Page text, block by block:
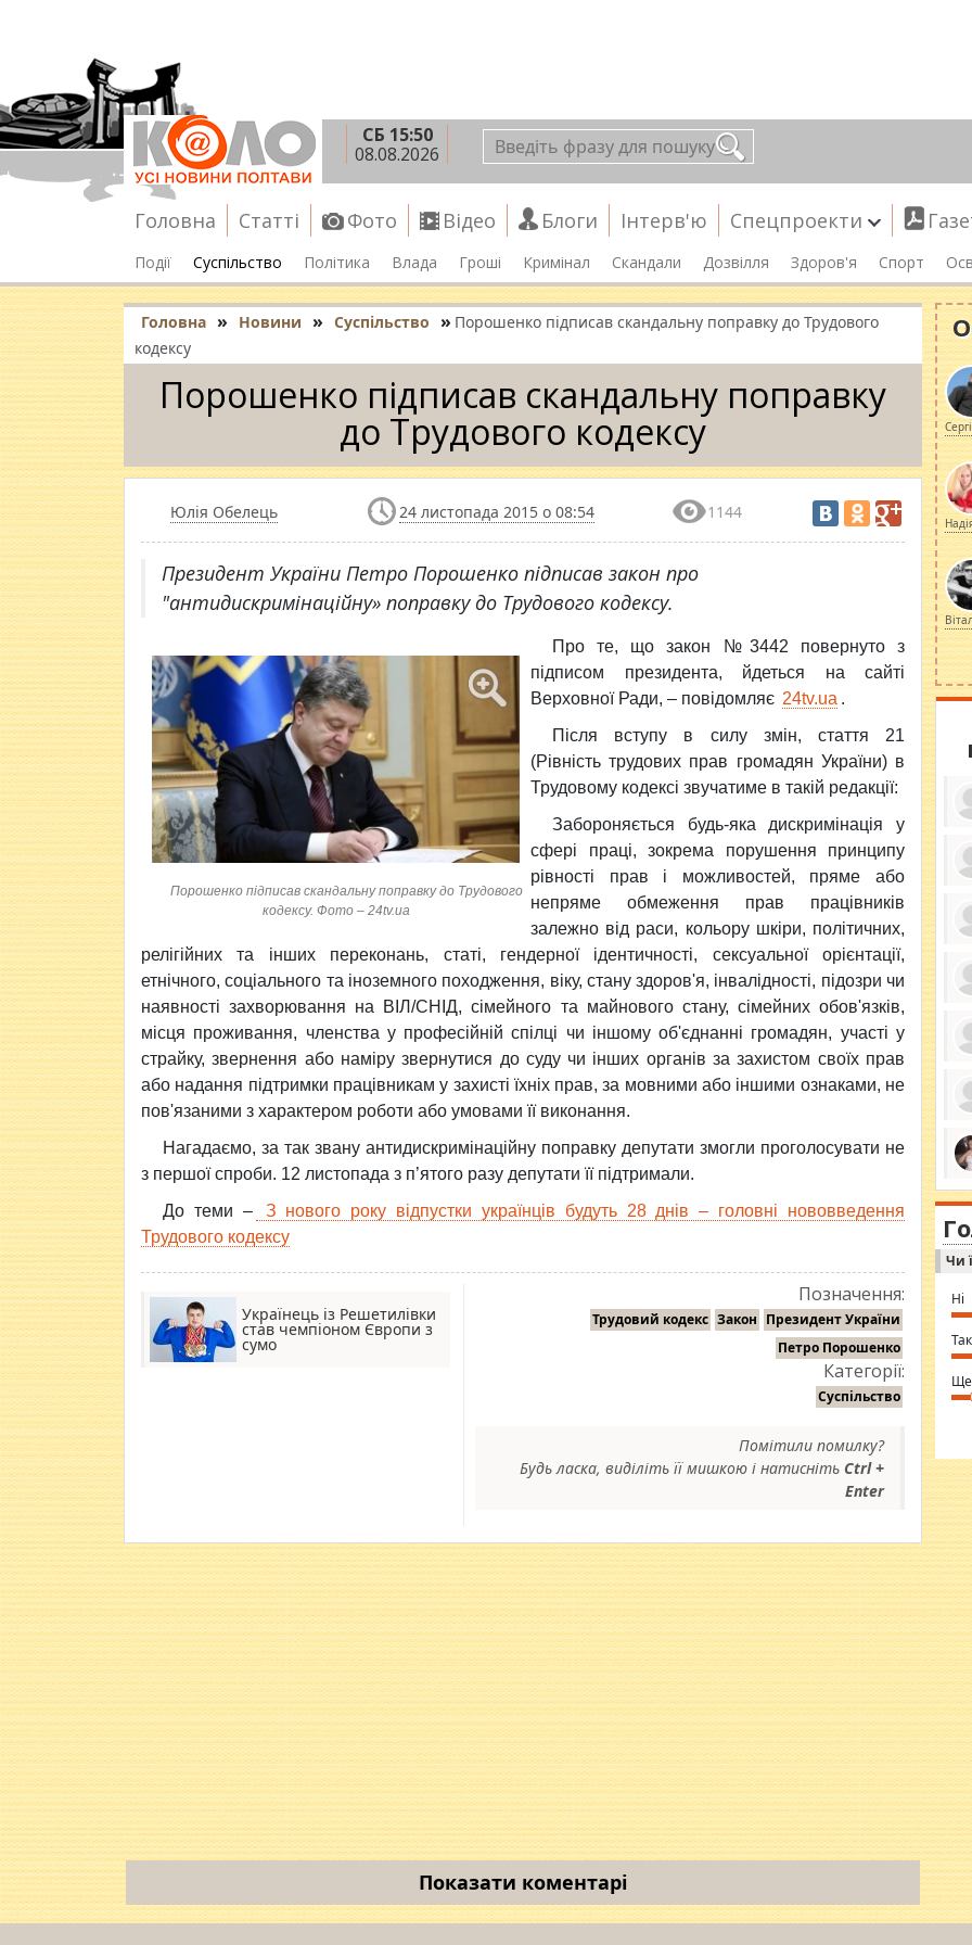
СБ 15:50
08.08.2026
Головна Статті Фото Відео Блоги Інтерв'ю Спецпроекти
Події Суспільство Політика Влада Гроші Кримінал Скандали Дозвілля Здоров'я Спорт
Головна » Новини » Суспільство » Порошенко підписав скандальну поправку до Трудового
кодексу
Порошенко підписав скандальну поправку
до Трудового кодексу
Юлія Обелець 24 листопада 2015 о 08:54 1144
Президент України Петро Порошенко підписав закон про
"антидискримінаційну» поправку до Трудового кодексу.
Порошенко підписав скандальну поправку до Трудового
кодексу. Фото – 24tv.ua
Про те, що закон №3442 повернуто з
підписом президента, йдеться на сайті
Верховної Ради, – повідомляє 24tv.ua .
Після вступу в силу змін, стаття 21
(Рівність трудових прав громадян України) в
Трудовому кодексі звучатиме в такій редакції:
Забороняється будь-яка дискримінація у
сфері праці, зокрема порушення принципу
рівності прав і можливостей, пряме або
непряме обмеження прав працівників
залежно від раси, кольору шкіри, політичних,
релігійних та інших переконань, статі, гендерної ідентичності, сексуальної орієнтації,
етнічного, соціального та іноземного походження, віку, стану здоров'я, інвалідності, підозри чи
наявності захворювання на ВІЛ/СНІД, сімейного та майнового стану, сімейних обов'язків,
місця проживання, членства у професійній спілці чи іншому об'єднанні громадян, участі у
страйку, звернення або наміру звернутися до суду чи інших органів за захистом своїх прав
або надання підтримки працівникам у захисті їхніх прав, за мовними або іншими ознаками, не
пов'язаними з характером роботи або умовами її виконання.
Нагадаємо, за так звану антидискримінаційну поправку депутати змогли проголосувати не
з першої спроби. 12 листопада з п’ятого разу депутати її підтримали.
До теми –
З нового року відпустки українців будуть 28 днів – головні нововведення
Трудового кодексу
Українець із Решетилівки
став чемпіоном Європи з
сумо
Позначення:
Трудовий кодекс Закон Президент України
Петро Порошенко
Категорії:
Суспільство
Помітили помилку?
Будь ласка, виділіть її мишкою і натисніть Ctrl +
Enter
Показати коментарі
за
ми
in
⇒
Чи
Ні
Так
Ще